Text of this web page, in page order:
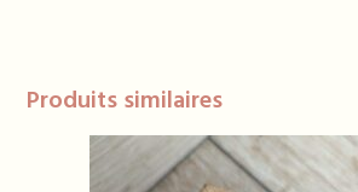
Produits similaires